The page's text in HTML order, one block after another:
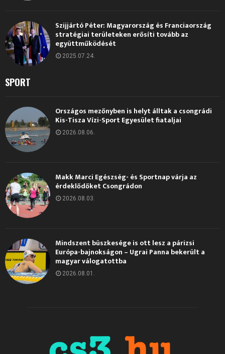
Szijjártó Péter: Magyarország és Franciaország
stratégiai területeken erősíti tovább az
együttműködését
2025.07.24.
SPORT
Országos mezőnyben is helyt álltak a csongrádi
Kis-Tisza Vízi-Sport Egyesület fiataljai
2026.08.06.
Makk Marci Egészség- és Sportnap várja az
érdeklődőket Csongrádon
2026.08.03.
Mindszent büszkesége is ott lesz a párizsi
Európa-bajnokságon – Ugrai Panna bekerült a
magyar válogatottba
2026.08.01.